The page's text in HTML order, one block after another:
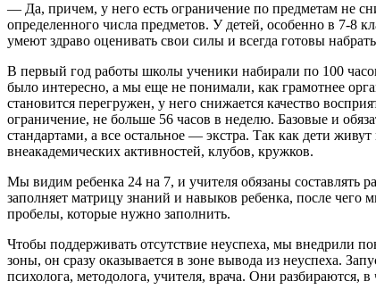
— Да, причем, у него есть ограничение по предметам не
определенного числа предметов. У детей, особенно в 7-8
умеют здраво оценивать свои силы и всегда готовы
В первый год работы школы ученики набирали по 100
было интересно, а мы еще не понимали, как грамотнее
становится перегружен, у него снижается качество
ограничение, не больше 56 часов в неделю. Базовые и
стандартами, а все остальное — экстра. Так как дети
внеакадемических активностей, клубов, кружков.
Мы видим ребенка 24 на 7, и учителя обязаны составлять
заполняет матрицу знаний и навыков ребенка, после
пробелы, которые нужно заполнить.
Чтобы поддерживать отсутствие неуспеха, мы внедрили
зоны, он сразу оказывается в зоне вывода из неуспеха.
психолога, методолога, учителя, врача. Они разбираются,